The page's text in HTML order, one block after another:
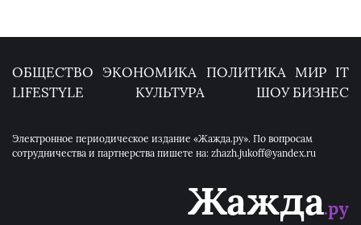
ОБЩЕСТВО ЭКОНОМИКА ПОЛИТИКА МИР IT
LIFESTYLE
КУЛЬТУРА ШОУ БИЗНЕС
Электронное периодическое издание «Жажда.ру». По вопросам
сотрудничества и партнерства пишете на: zhazh.jukoff@yandex.ru